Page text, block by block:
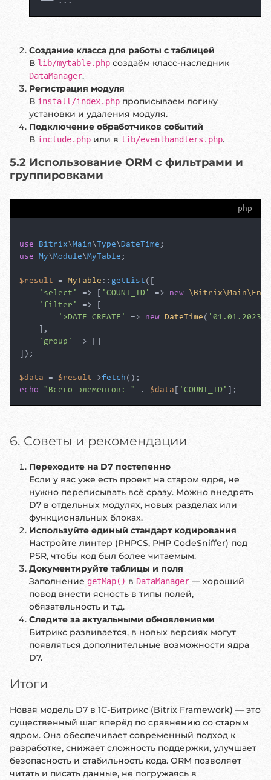
Создание класса для работы с таблицей
В lib/mytable.php создаём класс-наследник
DataManager.
Регистрация модуля
В install/index.php прописываем логику
установки и удаления модуля.
Подключение обработчиков событий
В include.php или в lib/eventhandlers.php.
5.2 Использование ORM с фильтрами и
группировками
php
use Bitrix \Main \ Type \DateTime
use
My \Module \MyTable ;
$result = MyTable :: getList ([
'select'
=> [ 'COUNT_ID' => new
'filter'
=> [
'>DATE_CREATE'
=> new DateTime ( '01.01.2023'
    ],
'group'
=> []
]);
$data = $result->fetch
echo
"Всего элементов: " . $data 'COUNT_ID'
6. Советы и рекомендации
Переходите на D7 постепенно
Если у вас уже есть проект на старом ядре, не
нужно переписывать всё сразу. Можно внедрять
D7 в отдельных модулях, новых разделах или
функциональных блоках.
Используйте единый стандарт кодирования
Настройте линтер (PHPCS, PHP CodeSniffer) под
PSR, чтобы код был более читаемым.
Документируйте таблицы и поля
Заполнение getMap() в DataManager — хороший
повод внести ясность в типы полей,
обязательность и т.д.
Следите за актуальными обновлениями
Битрикс развивается, в новых версиях могут
появляться дополнительные возможности ядра
D7.
Итоги
Новая модель D7 в 1С-Битрикс (Bitrix Framework) — это
существенный шаг вперёд по сравнению со старым
ядром. Она обеспечивает современный подход к
разработке, снижает сложность поддержки, улучшает
безопасность и стабильность кода. ORM позволяет
читать и писать данные, не погружаясь в